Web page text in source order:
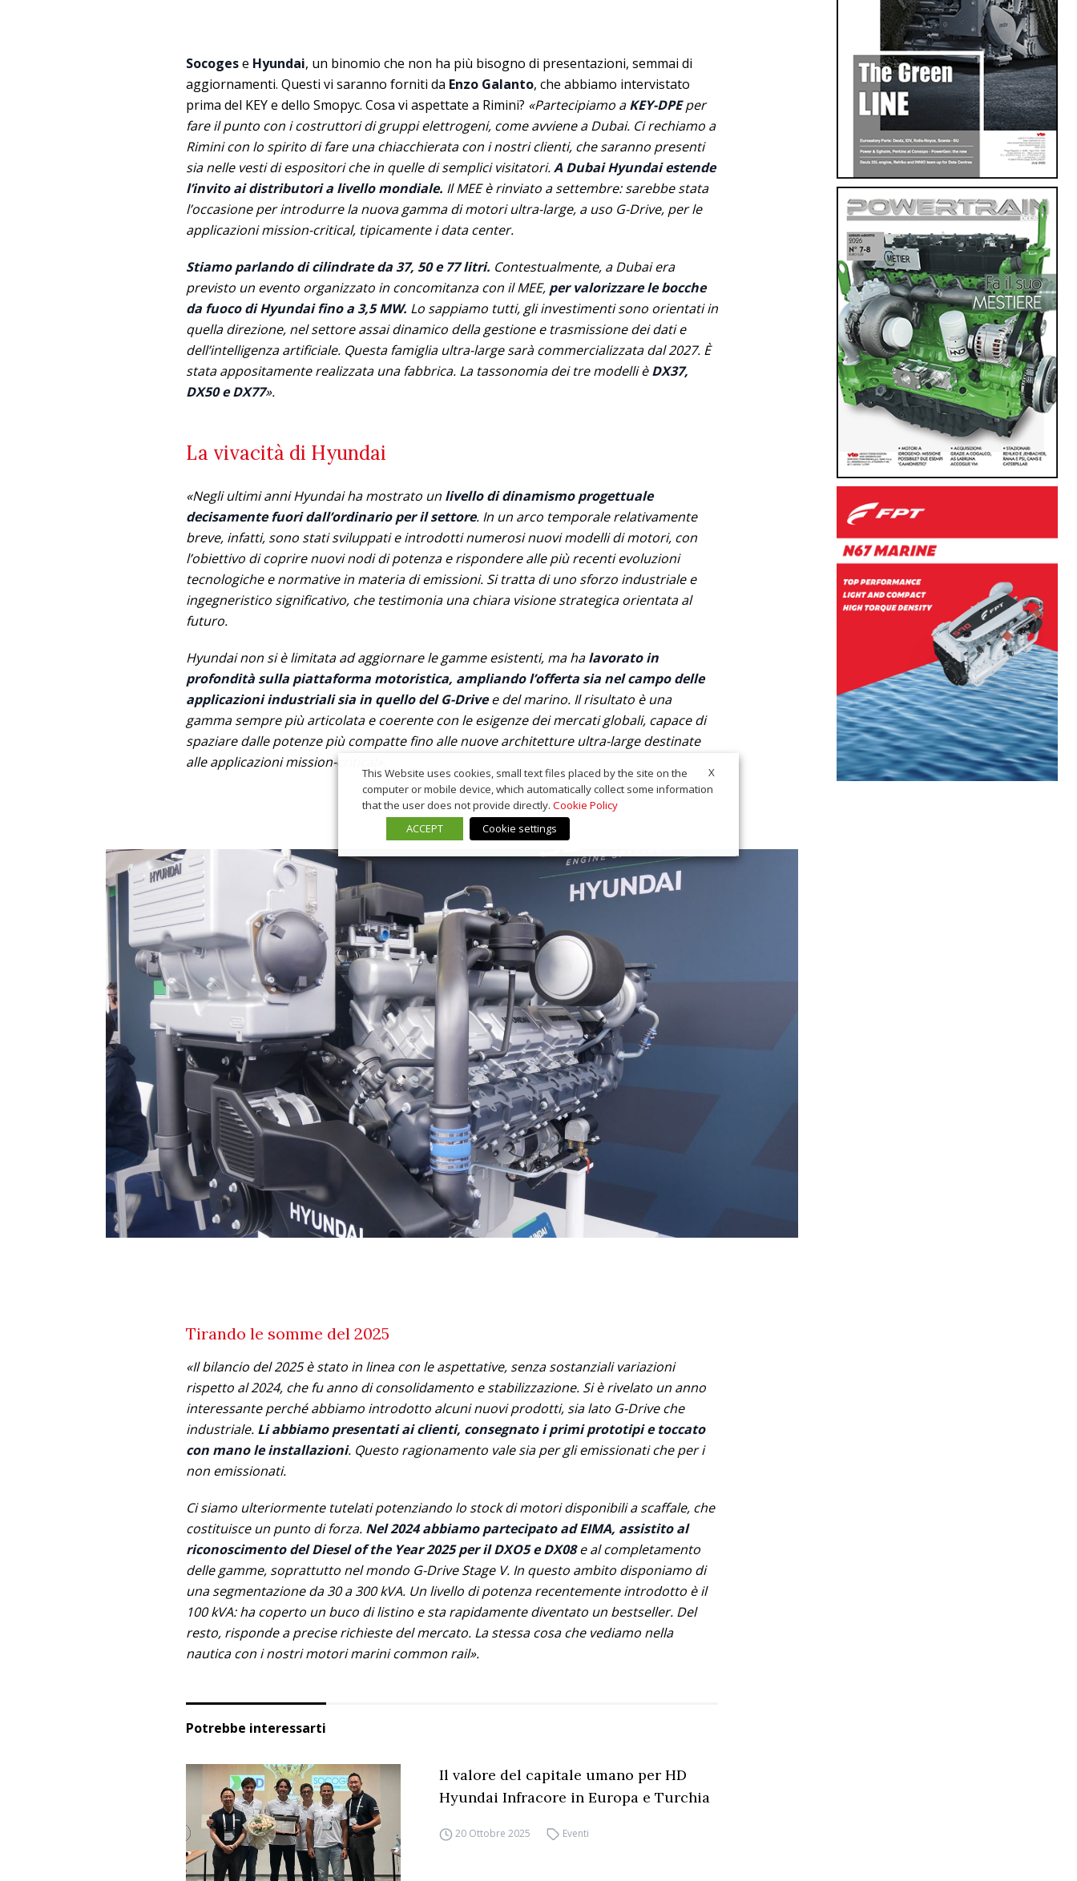
Socogese Hyundai, un binomio che non ha più bisogno di presentazioni, semmai di
aggiornamenti. Questi vi saranno forniti da Enzo Galanto, che abbiamo intervistato
prima del KEY e dello Smopyc. Cosa vi aspettate a Rimini? «Partecipiamo aKEY-DPEper
fare il punto con i costruttori di gruppi elettrogeni, come avviene a Dubai. Ci rechiamo a
Rimini con lo spirito di fare una chiacchierata con i nostri clienti, che saranno presenti
sia nelle vesti di espositori che in quelle di semplici visitatori.A Dubai Hyundai estende
l’invito ai distributori a livello mondiale. Il MEE è rinviato a settembre: sarebbe stata
l’occasione per introdurre la nuova gamma di motori ultra-large, a uso G-Drive, per le
applicazioni mission-critical, tipicamente i data center.
Stiamo parlando di cilindrate da 37, 50 e 77 litri. Contestualmente, a Dubai era
previsto un evento organizzato in concomitanza con il MEE, per valorizzare le bocche
da fuoco di Hyundai fino a 3,5 MW. Lo sappiamo tutti, gli investimenti sono orientati in
quella direzione, nel settore assai dinamico della gestione e trasmissione dei dati e
dell’intelligenza artificiale. Questa famiglia ultra-large sarà commercializzata dal 2027. È
stata appositamente realizzata una fabbrica. La tassonomia dei tre modelli èDX37,
DX50 e DX77».
La vivacità di Hyundai
«Negli ultimi anni Hyundai ha mostrato un livello di dinamismo progettuale
decisamente fuori dall’ordinario per il settore. In un arco temporale relativamente
breve, infatti, sono stati sviluppati e introdotti numerosi nuovi modelli di motori, con
l’obiettivo di coprire nuovi nodi di potenza e rispondere alle più recenti evoluzioni
tecnologiche e normative in materia di emissioni. Si tratta di uno sforzo industriale e
ingegneristico significativo, che testimonia una chiara visione strategica orientata al
futuro.
Hyundai non si è limitata ad aggiornare le gamme esistenti, ma halavorato in
profondità sulla piattaforma motoristica, ampliando l’offerta sia nel campo delle
applicazioni industriali sia in quello del G-Drivee del marino. Il risultato è una
gamma sempre più articolata e coerente con le esigenze dei mercati globali, capace di
spaziare dalle potenze più compatte fino alle nuove architetture ultra-large destinate
alle applicazioni mission-critical».
Tirando le somme del 2025
«Il bilancio del 2025 è stato in linea con le aspettative, senza sostanziali variazioni
rispetto al 2024, che fu anno di consolidamento e stabilizzazione. Si è rivelato un anno
interessante perché abbiamo introdotto alcuni nuovi prodotti, sia lato G-Drive che
industriale. Li abbiamo presentati ai clienti, consegnato i primi prototipi e toccato
con mano le installazioni. Questo ragionamento vale sia per gli emissionati che per i
non emissionati.
Ci siamo ulteriormente tutelati potenziando lo stock di motori disponibili a scaffale, che
costituisce un punto di forza. Nel 2024 abbiamo partecipato ad EIMA, assistito al
riconoscimento del Diesel of the Year 2025 per il DXO5 e DX08e al completamento
delle gamme, soprattutto nel mondo G-Drive Stage V. In questo ambito disponiamo di
una segmentazione da 30 a 300 kVA. Un livello di potenza recentemente introdotto è il
100 kVA: ha coperto un buco di listino e sta rapidamente diventato un bestseller. Del
resto, risponde a precise richieste del mercato. La stessa cosa che vediamo nella
nautica con i nostri motori marini common rail».
Potrebbe interessarti
Il valore del capitale umano per HD
Hyundai Infracore in Europa e Turchia
20 Ottobre 2025 Eventi
X
This Website uses cookies, small text files placed by the site on the
computer or mobile device, which automatically collect some information
that the user does not provide directly. Cookie Policy
ACCEPT
Cookie settings